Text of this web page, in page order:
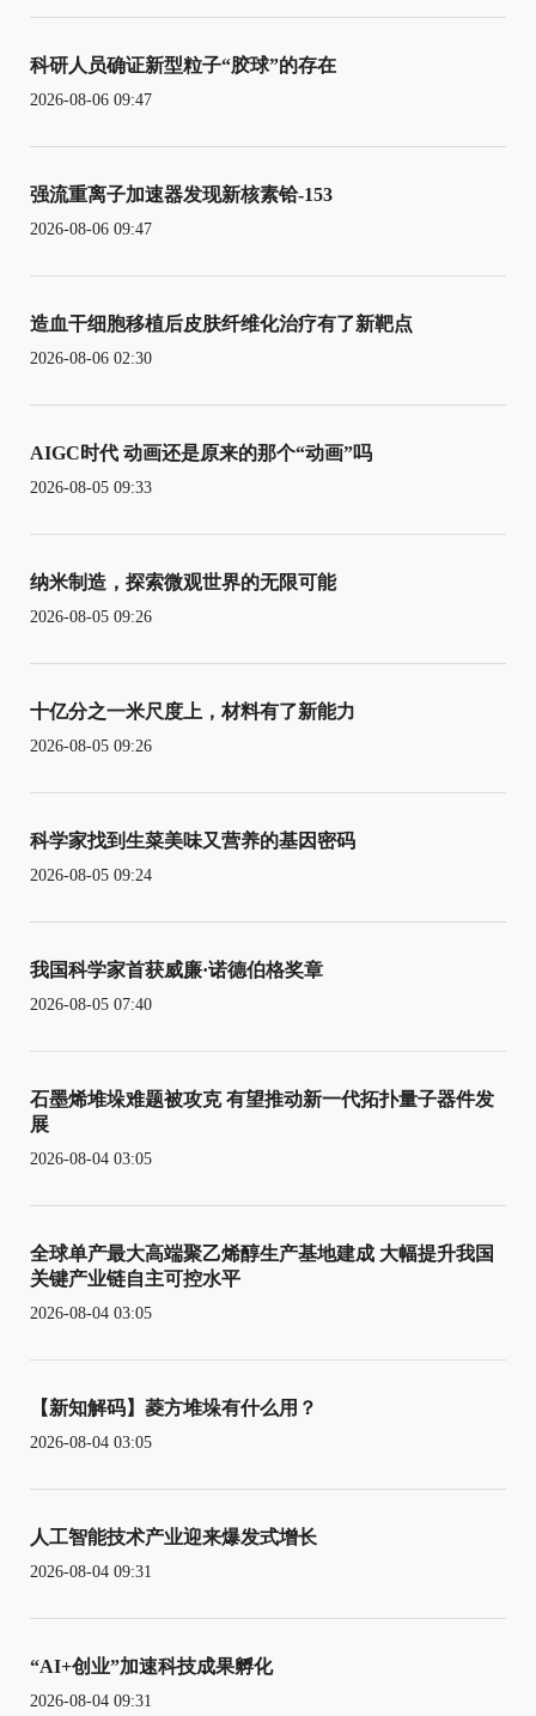
科研人员确证新型粒子“胶球”的存在
2026-08-06 09:47
强流重离子加速器发现新核素铪-153
2026-08-06 09:47
造血干细胞移植后皮肤纤维化治疗有了新靶点
2026-08-06 02:30
AIGC时代 动画还是原来的那个“动画”吗
2026-08-05 09:33
纳米制造，探索微观世界的无限可能
2026-08-05 09:26
十亿分之一米尺度上，材料有了新能力
2026-08-05 09:26
科学家找到生菜美味又营养的基因密码
2026-08-05 09:24
我国科学家首获威廉·诺德伯格奖章
2026-08-05 07:40
石墨烯堆垛难题被攻克 有望推动新一代拓扑量子器件发
展
2026-08-04 03:05
全球单产最大高端聚乙烯醇生产基地建成 大幅提升我国
关键产业链自主可控水平
2026-08-04 03:05
【新知解码】菱方堆垛有什么用？
2026-08-04 03:05
人工智能技术产业迎来爆发式增长
2026-08-04 09:31
“AI+创业”加速科技成果孵化
2026-08-04 09:31